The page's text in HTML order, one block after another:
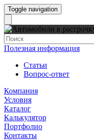
Toggle navigation
Полезная информация
Статьи
Вопрос-ответ
Компания
Условия
Каталог
Калькулятор
Портфолио
Контакты